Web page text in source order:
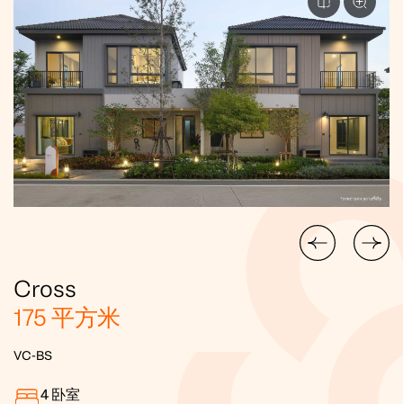
Cross
175平方米
VC-BS
4 卧室